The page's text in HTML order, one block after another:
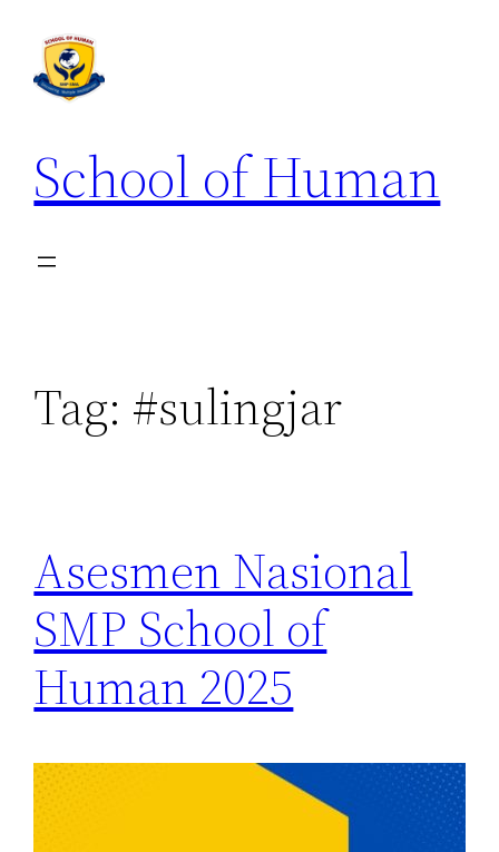
School of Human
Tag: #sulingjar
Asesmen Nasional
SMP School of
Human 2025